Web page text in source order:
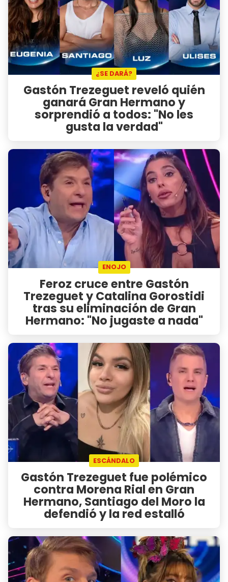
¿SE DARÁ?
Gastón Trezeguet reveló quién
ganará Gran Hermano y
sorprendió a todos: "No les
gusta la verdad"
ENOJO
Feroz cruce entre Gastón
Trezeguet y Catalina Gorostidi
tras su eliminación de Gran
Hermano: "No jugaste a nada"
ESCÁNDALO
Gastón Trezeguet fue polémico
contra Morena Rial en Gran
Hermano, Santiago del Moro la
defendió y la red estalló